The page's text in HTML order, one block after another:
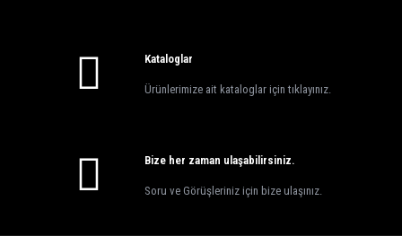
Kataloglar
Ürünlerimize ait kataloglar içintıklayınız.
Bize her zaman ulaşabilirsiniz.
Soru ve Görüşleriniz için bize ulaşınız.